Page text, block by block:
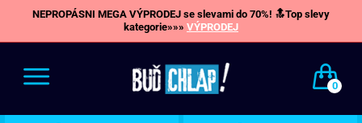
NEPROPÁSNI MEGA VÝPRODEJ se slevami do 70%! 🔝Top slevy
kategorie»»» VÝPRODEJ
0